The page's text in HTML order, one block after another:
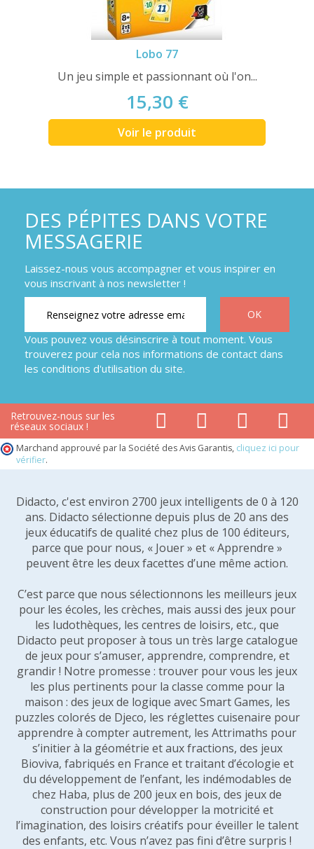
Lobo 77
Un jeu simple et passionnant où l'on...
15,30 €
Voir le produit
DES PÉPITES DANS VOTRE
MESSAGERIE
Laissez-nous vous accompagner et vous inspirer en
vous inscrivant à nos newsletter !
Vous pouvez vous désinscrire à tout moment. Vous
trouverez pour cela nos informations de contact dans
les conditions d'utilisation du site.
Retrouvez-nous sur les
réseaux sociaux !
Marchand approuvé par la Société des Avis Garantis, cliquez ici pour
vérifier.
Didacto, c'est environ 2700 jeux intelligents de 0 à 120
ans. Didacto sélectionne depuis plus de 20 ans des
jeux éducatifs de qualité chez plus de 100 éditeurs,
parce que pour nous, « Jouer » et « Apprendre »
peuvent être les deux facettes d’une même action.
C’est parce que nous sélectionnons les meilleurs jeux
pour les écoles, les crèches, mais aussi des jeux pour
les ludothèques, les centres de loisirs, etc., que
Didacto peut proposer à tous un très large catalogue
de jeux pour s’amuser, apprendre, comprendre, et
grandir ! Notre promesse : trouver pour vous les jeux
les plus pertinents pour la classe comme pour la
maison : des jeux de logique avec Smart Games, les
puzzles colorés de Djeco, les réglettes cuisenaire pour
apprendre à compter autrement, les Attrimaths pour
s’initier à la géométrie et aux fractions, des jeux
Bioviva, fabriqués en France et traitant d’écologie et
du développement de l’enfant, les indémodables de
chez Haba, plus de 200 jeux en bois, des jeux de
construction pour développer la motricité et
l’imagination, des loisirs créatifs pour éveiller le talent
des enfants, etc. Vous n’avez pas fini d’être surpris !